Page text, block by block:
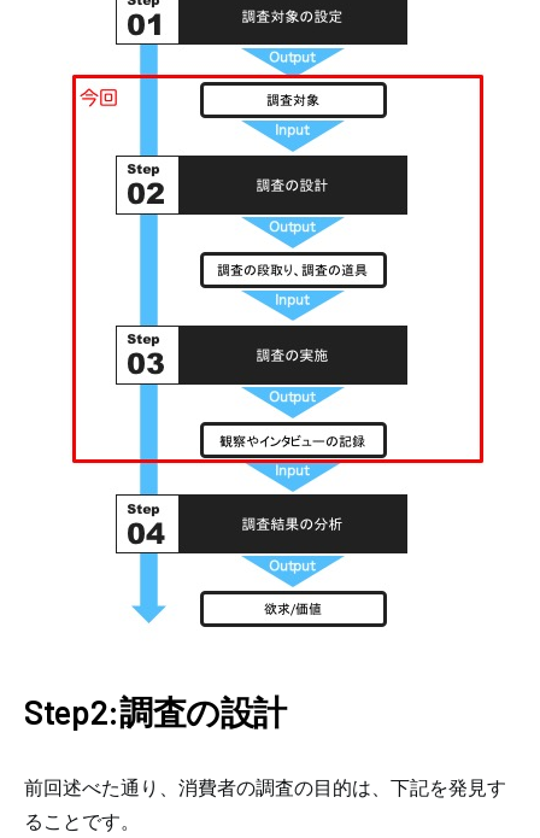
Step2:調査の設計
前回述べた通り、消費者の調査の目的は、下記を発見す
ることです。